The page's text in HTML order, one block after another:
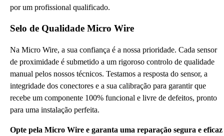
por um profissional qualificado.
Selo de Qualidade Micro Wire
Na Micro Wire, a sua confiança é a nossa prioridade. Cada sensor
de proximidade é submetido a um rigoroso controlo de qualidade
manual pelos nossos técnicos. Testamos a resposta do sensor, a
integridade dos conectores e a sua calibração para garantir que
recebe um componente 100% funcional e livre de defeitos, pronto
para uma instalação perfeita.
Opte pela Micro Wire e garanta uma reparação segura e eficaz